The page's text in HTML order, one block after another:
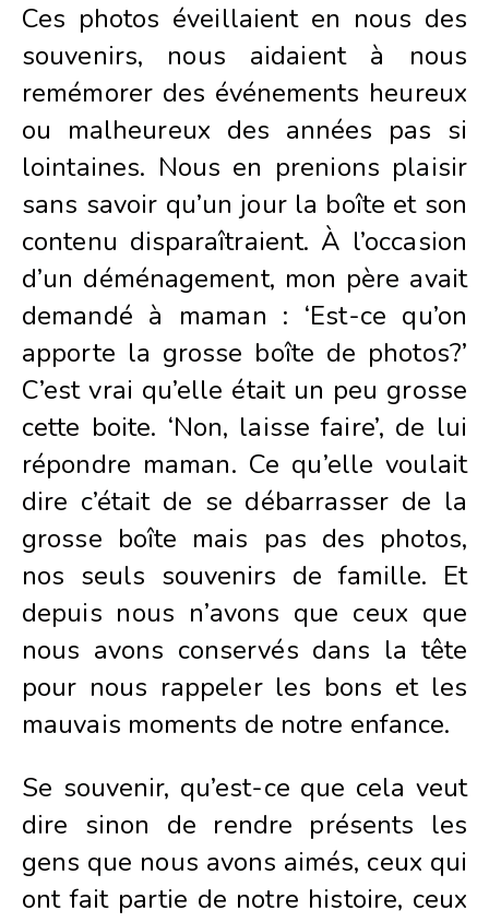
Ces photos éveillaient en nous des
souvenirs, nous aidaient à nous
remémorer des événements heureux
ou malheureux des années pas si
lointaines. Nous en prenions plaisir
sans savoir qu’un jour la boîte et son
contenu disparaîtraient. À l’occasion
d’un déménagement, mon père avait
demandé à maman : ‘Est-ce qu’on
apporte la grosse boîte de photos?’
C’est vrai qu’elle était un peu grosse
cette boite. ‘Non, laisse faire’, de lui
répondre maman. Ce qu’elle voulait
dire c’était de se débarrasser de la
grosse boîte mais pas des photos,
nos seuls souvenirs de famille. Et
depuis nous n’avons que ceux que
nous avons conservés dans la tête
pour nous rappeler les bons et les
mauvais moments de notre enfance.
Se souvenir, qu’est-ce que cela veut
dire sinon de rendre présents les
gens que nous avons aimés, ceux qui
ont fait partie de notre histoire, ceux